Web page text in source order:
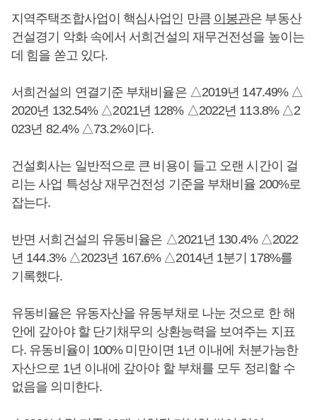
지역주택조합사업이 핵심사업인 만큼 이봉관은 부동산
건설경기 악화 속에서 서희건설의 재무건전성을 높이는
데 힘을 쏟고 있다.
서희건설의 연결기준 부채비율은 △2019년 147.49% △
2020년 132.54% △2021년 128% △2022년 113.8% △2
023년 82.4% △73.2%이다.
건설회사는 일반적으로 큰 비용이 들고 오랜 시간이 걸
리는 사업 특성상 재무건전성 기준을 부채비율 200%로
잡는다.
반면 서희건설의 유동비율은 △2021년 130.4% △2022
년 144.3% △2023년 167.6% △2014년 1분기 178%를
기록했다.
유동비율은 유동자산을 유동부채로 나눈 것으로 한 해
안에 갚아야 할 단기채무의 상환능력을 보여주는 지표
다. 유동비율이 100% 미만이면 1년 이내에 처분가능한
자산으로 1년 이내에 갚아야 할 부채를 모두 정리할 수
없음을 의미한다.